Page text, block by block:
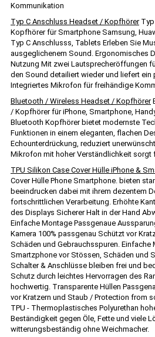
Kommunikation
Typ C Anschluss Headset / KopfhörerTyp
Kopfhörer für Smartphone Samsung,
Typ C Anschlusss, Tablets Erleben Sie
ausgeglichenem Sound. Ergonomisches
Nutzung Mit zwei Lautsprecheröffungen
den Sound detailiert wieder und liefert ein
Integriertes Mikrofon für freihändige
Bluetooth / Wireless Headset / Kopfhörer
/ Kopfhörer für iPhone, Smartphone,
Bluetooth Kopfhörer bietet modernste
Funktionen in einem eleganten, flachen
Echounterdrückung, reduziert
Mikrofon mit hoher Verständlichkeit sorgt
TPU Silikon Case Cover Hülle iPhone &
Cover Hülle Phone Smartphone. bieten
beeindrucken dabei mit ihrem dezentem
fortschrittlichen Verarbeitung. Erhöhte
des Displays Sicherer Halt in der Hand
Einfache Montage Passgenaue
Kamera 100% passgenau Schützt vor
Schäden und Gebrauchsspuren. Einfache
Smartzphone vor Stössen, Schäden und
Schalter & Anschlüsse bleiben frei und
Schutz durch leichtes Hervorragen des
hochwertig. Transparente Hüllen
vor Kratzern und Staub / Protection from
TPU - Thermoplastisches Polyurethan
Beständigkeit gegen Öle, Fette und viele
witterungsbeständig ohne Weichmacher.